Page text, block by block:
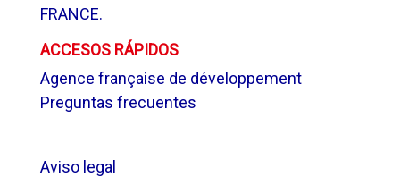
FRANCE.
ACCESOS RÁPIDOS
Agence française de développement
Preguntas frecuentes
Aviso legal